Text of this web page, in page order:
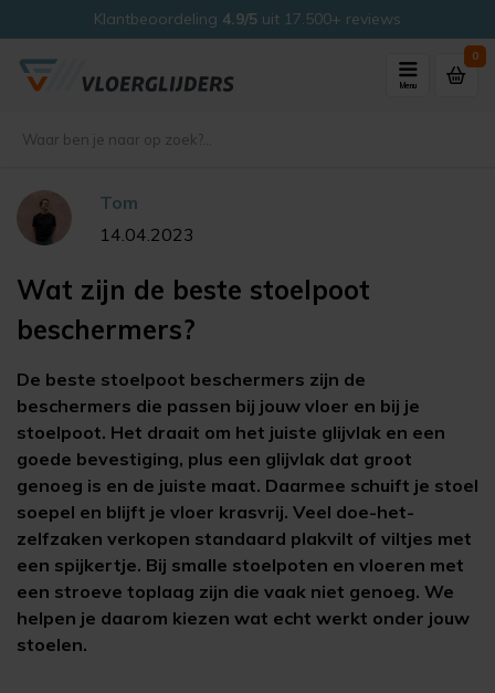
Klantbeoordeling 4.9/5 uit 17.500+ reviews
Menu
0
Tom
14.04.2023
Wat zijn de beste stoelpoot
beschermers?
De beste stoelpoot beschermers zijn de
beschermers die passen bij jouw vloer en bij je
stoelpoot. Het draait om het juiste glijvlak en een
goede bevestiging, plus een glijvlak dat groot
genoeg is en de juiste maat. Daarmee schuift je stoel
soepel en blijft je vloer krasvrij. Veel doe-het-
zelfzaken verkopen standaard plakvilt of viltjes met
een spijkertje. Bij smalle stoelpoten en vloeren met
een stroeve toplaag zijn die vaak niet genoeg. We
helpen je daarom kiezen wat echt werkt onder jouw
stoelen.